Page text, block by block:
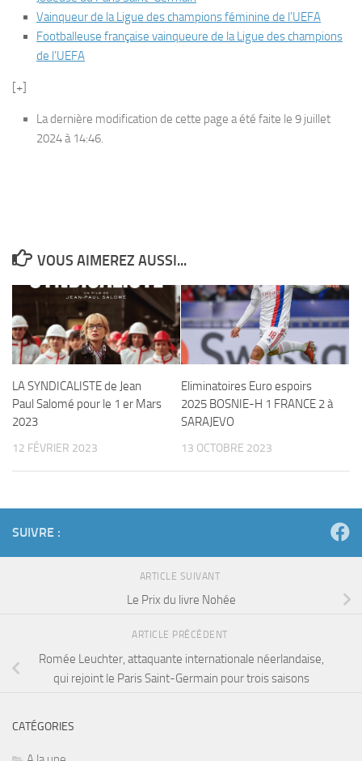
Vainqueur de la Ligue des champions féminine de l’UEFA
Footballeuse française vainqueure de la Ligue des champions
de l’UEFA
[+]
La dernière modification de cette page a été faite le 9 juillet
2024 à 14:46.
VOUS AIMEREZ AUSSI...
LA SYNDICALISTE de Jean
Paul Salomé pour le 1 er Mars
2023
12 FÉVRIER 2023
Eliminatoires Euro espoirs
2025 BOSNIE-H 1 FRANCE 2 à
SARAJEVO
13 OCTOBRE 2023
SUIVRE :
ARTICLE SUIVANT
Le Prix du livre Nohée
ARTICLE PRÉCÉDENT
Romée Leuchter, attaquante internationale néerlandaise,
qui rejoint le Paris Saint-Germain pour trois saisons
CATÉGORIES